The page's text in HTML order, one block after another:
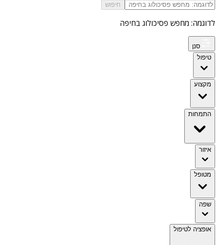
חיפוש
לדוגמה: מחפש פסיכולוג בחיפה
סנן
טיפול
מקצוע
התמחות
איזור
מטופל
שפה
אופציה לטיפול